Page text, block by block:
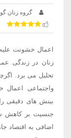
گروه زنان
اعمال خشونت
زنان در زندگی
تحلیل می برد.
واجتماعی اعمال
بینش های دقیقی
جنسیت بر کاهش
اضافی به اقتصاد